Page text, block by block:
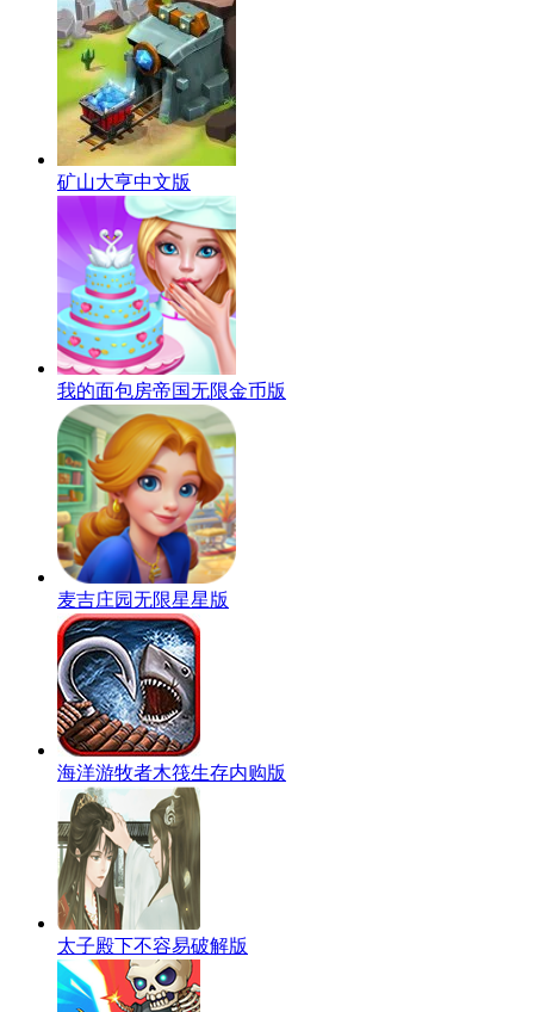
矿山大亨中文版
我的面包房帝国无限金币版
麦吉庄园无限星星版
海洋游牧者木筏生存内购版
太子殿下不容易破解版